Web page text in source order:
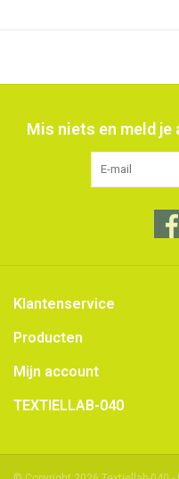
Mis niets en meld je
Klantenservice
Producten
Mijn account
TEXTIELLAB-040